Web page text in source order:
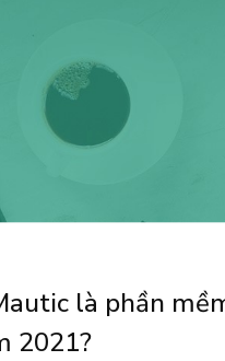
​​là phần
2021?